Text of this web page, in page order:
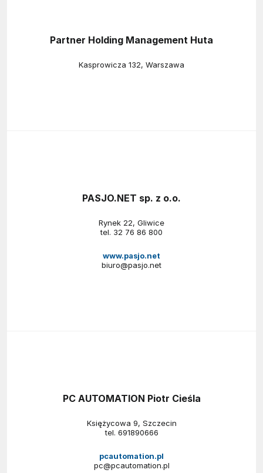
Partner Holding Management Huta
Kasprowicza 132, Warszawa
PASJO.NET sp. z o.o.
Rynek 22, Gliwice
tel. 32 76 86 800
www.pasjo.net
biuro@pasjo.net
PC AUTOMATION Piotr Cieśla
Księżycowa 9, Szczecin
tel. 691890666
pcautomation.pl
pc@pcautomation.pl